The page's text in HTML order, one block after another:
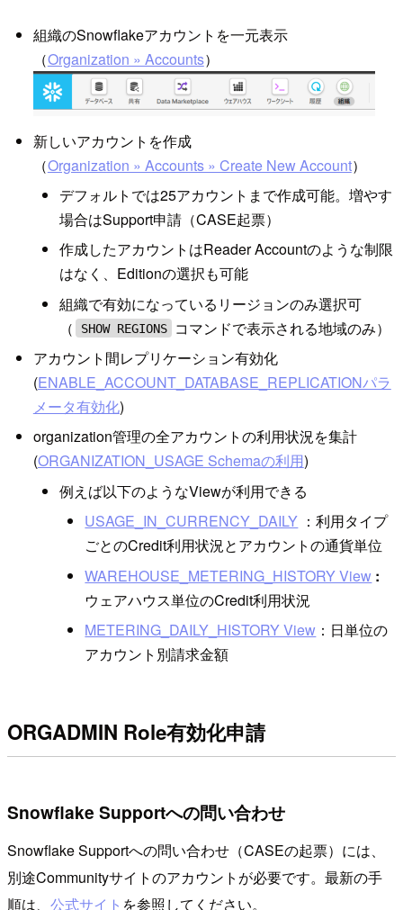
組織のSnowflakeアカウントを一元表示
（Organization » Accounts）
新しいアカウントを作成
（Organization » Accounts » Create New Account）
デフォルトでは25アカウントまで作成可能。増やす
場合はSupport申請（CASE起票）
作成したアカウントはReader Accountのような制限
はなく、Editionの選択も可能
組織で有効になっているリージョンのみ選択可
（
SHOW REGIONS
コマンドで表示される地域のみ）
アカウント間レプリケーション有効化
(ENABLE_ACCOUNT_DATABASE_REPLICATIONパラ
メータ有効化)
organization管理の全アカウントの利用状況を集計
(ORGANIZATION_USAGE Schemaの利用)
例えば以下のようなViewが利用できる
USAGE_IN_CURRENCY_DAILY ：利用タイプ
ごとのCredit利用状況とアカウントの通貨単位
WAREHOUSE_METERING_HISTORY View :
ウェアハウス単位のCredit利用状況
METERING_DAILY_HISTORY View ：日単位の
アカウント別請求金額
ORGADMIN Role有効化申請
Snowflake Supportへの問い合わせ
Snowflake Supportへの問い合わせ（CASEの起票）には、
別途Communityサイトのアカウントが必要です。最新の手
順は、 公式サイト を参照してください。